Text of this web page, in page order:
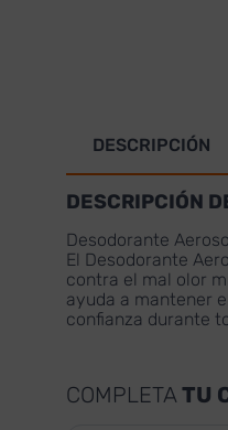
DESCRIPCIÓN
DESCRIPCIÓN
Desodorante
El Desodorante
contra el mal olor
ayuda a mantener
confianza durante
COMPLETATU